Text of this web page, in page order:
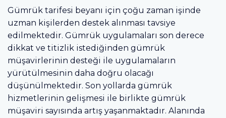
Gümrük tarifesi beyanı için çoğu zaman işinde
uzman kişilerden destek alınması tavsiye
edilmektedir. Gümrük uygulamaları son derece
dikkat ve titizlik istediğinden gümrük
müşavirlerinin desteği ile uygulamaların
yürütülmesinin daha doğru olacağı
düşünülmektedir. Son yollarda gümrük
hizmetlerinin gelişmesi ile birlikte gümrük
müşaviri sayısında artış yaşanmaktadır. Alanında